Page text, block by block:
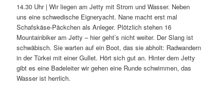
14.30 Uhr | Wir liegen am Jetty mit Strom und Wasser. Neben
uns eine schwedische Eigneryacht. Nane macht erst mal
Schafskäse-Päckchen als Anleger. Plötzlich stehen 16
Mountainbiker am Jetty – hier geht’s nicht weiter. Der Slang ist
schwäbisch. Sie warten auf ein Boot, das sie abholt: Radwandern
in der Türkei mit einer Gullet. Hört sich gut an. Hinter dem Jetty
gibt es eine Badeleiter wir gehen eine Runde schwimmen, das
Wasser ist herrlich.